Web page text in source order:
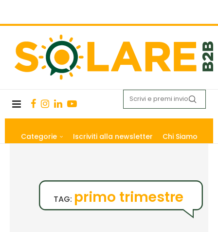
Categorie Iscriviti alla newsletter Chi Siamo
TAG: primo trimestre